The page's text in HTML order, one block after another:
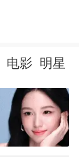
电影 明星